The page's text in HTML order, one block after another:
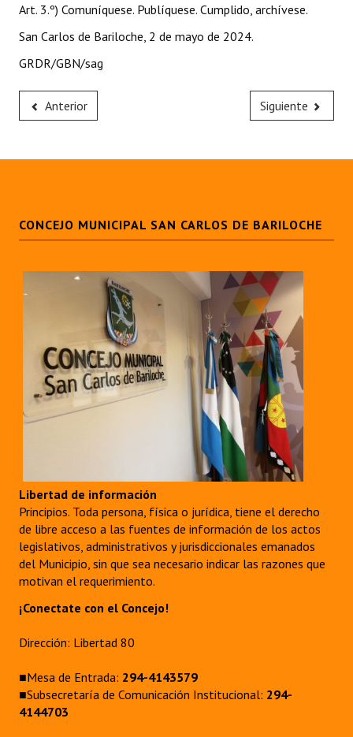
Banca del Vecino - Registro
Huéspedes de Honor - Registro
Reconocimientos - Registro
Art. 3.º) Comuníquese. Publíquese. Cumplido, archívese.
San Carlos de Bariloche, 2 de mayo de 2024.
GRDR/GBN/sag
Anterior Siguiente
CONCEJO MUNICIPAL SAN CARLOS DE BARILOCHE
Libertad de información
Principios. Toda persona, física o jurídica, tiene el derecho
de libre acceso a las fuentes de información de los actos
legislativos, administrativos y jurisdiccionales emanados
del Municipio, sin que sea necesario indicar las razones que
motivan el requerimiento.
¡Conectate con el Concejo!
Dirección: Libertad 80
■Mesa de Entrada: 294-4143579
■Subsecretaría de Comunicación Institucional: 294-
4144703